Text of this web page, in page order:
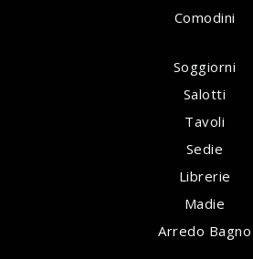
Comodini
Soggiorni
Salotti
Tavoli
Sedie
Librerie
Madie
Arredo Bagno